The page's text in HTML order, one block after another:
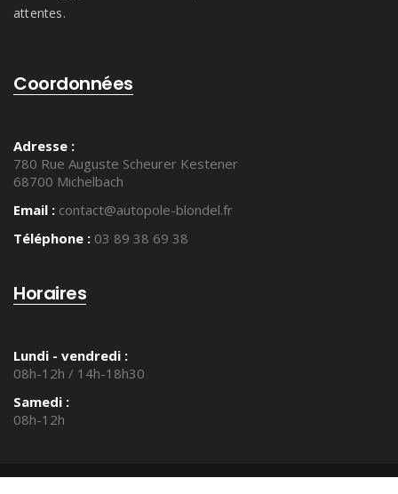
attentes.
Coordonnées
Adresse :
780 Rue Auguste Scheurer Kestener
68700 Michelbach
Email : contact@autopole-blondel.fr
Téléphone : 03 89 38 69 38
Horaires
Lundi - vendredi :
08h-12h / 14h-18h30
Samedi :
08h-12h